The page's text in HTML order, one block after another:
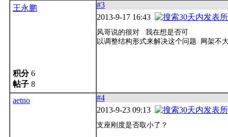
王永鹏
积分6
帖子 8
#3
2013-9-17 16:43
风哥说的很对 我在想是否可
以调整结构形式来解决这个问题 网架不
aetno
#4
2013-9-23 09:13
支座刚度是否取小了？